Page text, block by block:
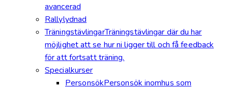
avancerad
Rallylydnad
TräningstävlingarTräningstävlingar där du har
möjlighet att se hur ni ligger till och få feedback
för att fortsatt träning.
Specialkurser
PersonsökPersonsök inomhus som